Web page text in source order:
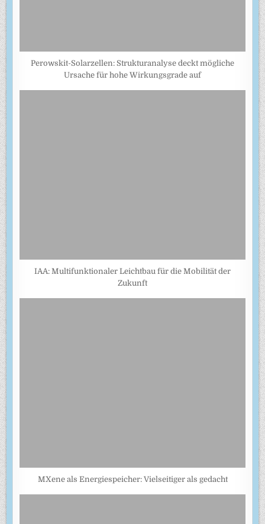
Perowskit-Solarzellen: Strukturanalyse deckt mögliche
Ursache für hohe Wirkungsgrade auf
IAA: Multifunktionaler Leichtbau für die Mobilität der
Zukunft
MXene als Energiespeicher: Vielseitiger als gedacht